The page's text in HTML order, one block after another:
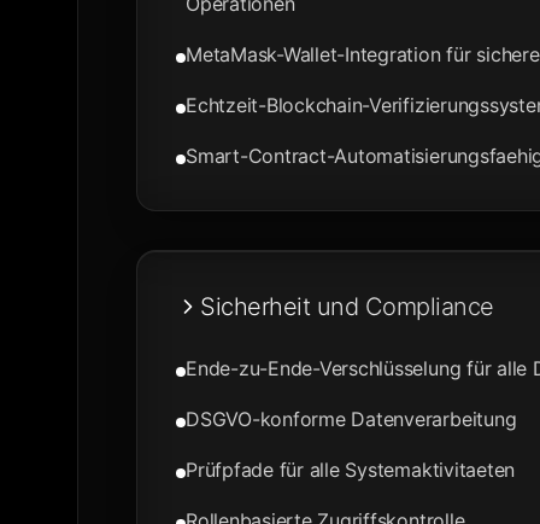
MetaMask-Wallet-Integration für
Echtzeit-Blockchain-
Smart-Contract-
Sicherheit und Compliance
Ende-zu-Ende-Verschlüsselung für alle
DSGVO-konforme Datenverarbeitung
Prüfpfade für alle Systemaktivitaeten